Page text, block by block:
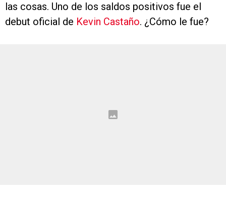
las cosas. Uno de los saldos positivos fue el
debut oficial de Kevin Castaño. ¿Cómo le fue?